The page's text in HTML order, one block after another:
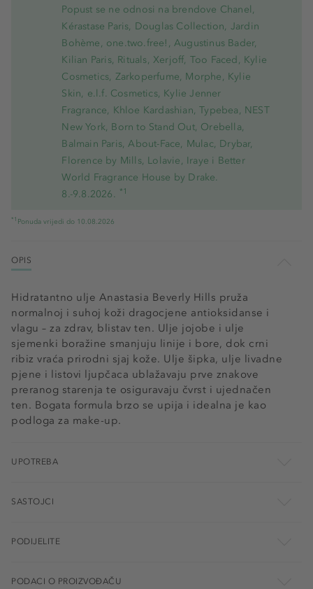
Popust se ne odnosi na brendove Chanel,
Kérastase Paris, Douglas Collection, Jardin
Bohème, one.two.free!, Augustinus Bader,
Kilian Paris, Rituals, Xerjoff, Too Faced, Kylie
Cosmetics, Zarkoperfume, Morphe, Kylie
Skin, e.l.f. Cosmetics, Kylie Jenner
Fragrance, Khloe Kardashian, Typebea, NEST
New York, Born to Stand Out, Orebella,
Balmain Paris, About-Face, Mulac, Drybar,
Florence by Mills, Lolavie, Iraye i Better
World Fragrance House by Drake.
8.-9.8.2026. *1
*1 Ponuda vrijedi do 10.08.2026
OPIS
Hidratantno ulje Anastasia Beverly Hills pruža
normalnoj i suhoj koži dragocjene antioksidanse i
vlagu – za zdrav, blistav ten. Ulje jojobe i ulje
sjemenki boražine smanjuju linije i bore, dok crni
ribiz vraća prirodni sjaj kože. Ulje šipka, ulje livadne
pjene i listovi ljupčaca ublažavaju prve znakove
preranog starenja te osiguravaju čvrst i ujednačen
ten. Bogata formula brzo se upija i idealna je kao
podloga za make-up.
UPOTREBA
SASTOJCI
PODIJELITE
PODACI O PROIZVOĐAČU